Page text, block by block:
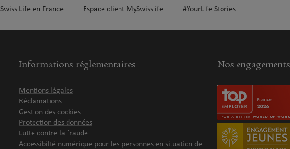
Swiss Life en France Espace client MySwisslife #YourLife Stories
Informations réglementaires
Mentions légales
Réclamations
Gestion des cookies
Protection des données
Lutte contre la fraude
Accessibilté numérique pour les personnes en situation de
Nos engagements